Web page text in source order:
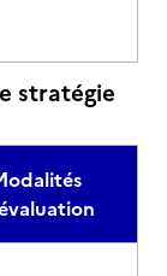
stratégie